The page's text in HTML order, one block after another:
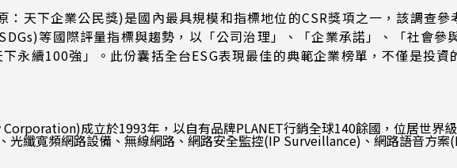
：天下企業公民獎)是國內最具規模和指標地位的CSR獎項之一，該調查
等國際評量指標與趨勢，以「公司治理」、「企業承諾」、「社會參
永續100強」。此份囊括全台ESG表現最佳的典範企業榜單，不僅是投
成立於1993年，以自有品牌PLANET行銷全球140餘國，位居世界
光纖寬頻網路設備、無線網路、網路安全監控(IP Surveillance)、網路語音方